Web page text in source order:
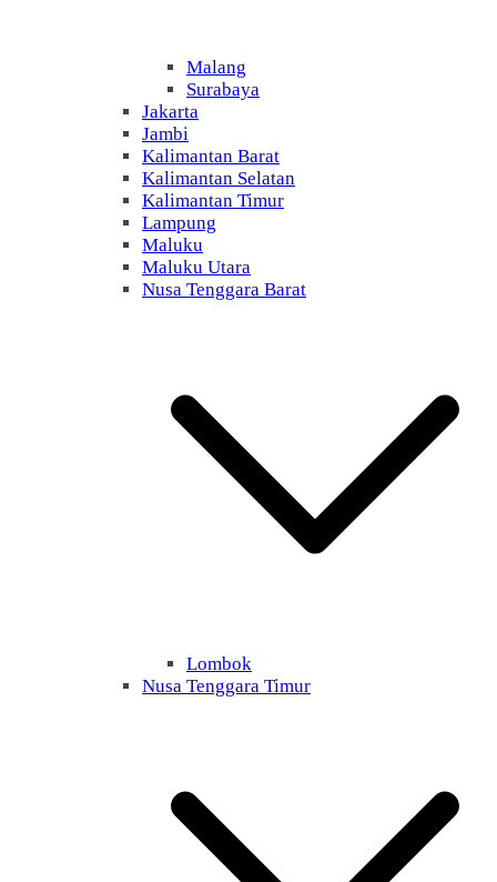
Malang
Surabaya
Jakarta
Jambi
Kalimantan Barat
Kalimantan Selatan
Kalimantan Timur
Lampung
Maluku
Maluku Utara
Nusa Tenggara Barat
Lombok
Nusa Tenggara Timur